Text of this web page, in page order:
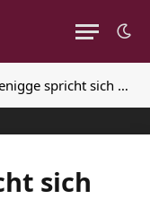
sich gegen WM-Boykott aus
sich